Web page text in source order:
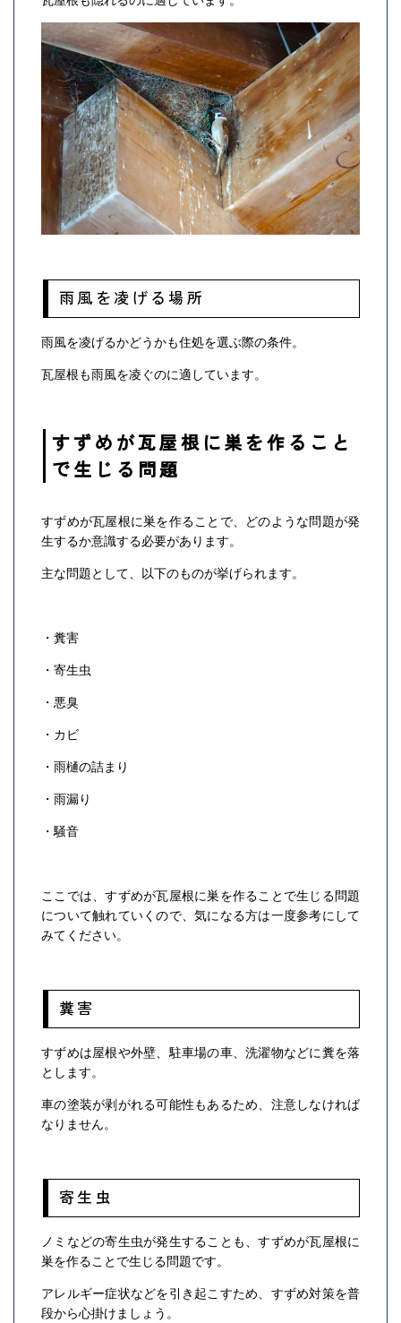
雨風を凌げる場所
雨風を凌げるかどうかも住処を選ぶ際の条件。
瓦屋根も雨風を凌ぐのに適しています。
すずめが瓦屋根に巣を作ること
で生じる問題
すずめが瓦屋根に巣を作ることで、どのような問題が発
生するか意識する必要があります。
主な問題として、以下のものが挙げられます。
・糞害
・寄生虫
・悪臭
・カビ
・雨樋の詰まり
・雨漏り
・騒音
ここでは、すずめが瓦屋根に巣を作ることで生じる問題
について触れていくので、気になる方は一度参考にして
みてください。
糞害
すずめは屋根や外壁、駐車場の車、洗濯物などに糞を落
とします。
車の塗装が剥がれる可能性もあるため、注意しなければ
なりません。
寄生虫
ノミなどの寄生虫が発生することも、すずめが瓦屋根に
巣を作ることで生じる問題です。
アレルギー症状などを引き起こすため、すずめ対策を普
段から心掛けましょう。